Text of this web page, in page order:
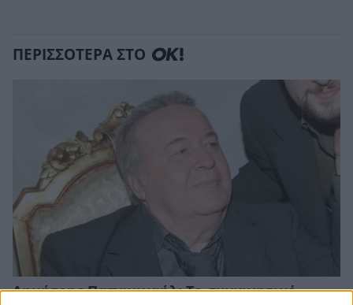
ΠΕΡΙΣΣΟΤΕΡΑ ΣΤΟ
Δημήτρης Παπαμιχαήλ: Το συγκινητικό